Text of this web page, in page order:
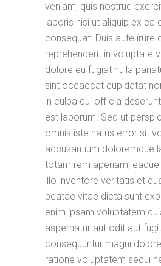
veniam, quis nostrud
laboris nisi ut aliquip ex ea
consequat. Duis aute irure
reprehenderit in voluptate
dolore eu fugiat nulla
sint occaecat cupidatat
in culpa qui officia
est laborum. Sed ut
omnis iste natus error sit
accusantium doloremque
totam rem aperiam,
illo inventore veritatis et
beatae vitae dicta sunt
enim ipsam voluptatem
aspernatur aut odit aut
consequuntur magni
ratione voluptatem sequi